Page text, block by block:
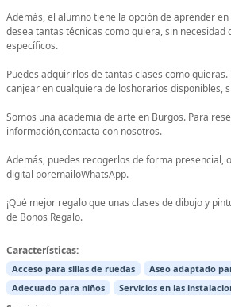
Además, el alumno tiene la opción de aprender
desea tantas técnicas como quiera, sin necesidad
específicos.
Puedes adquirirlos de tantas clases como quieras.
canjear en cualquiera de loshorarios disponibles,
Somos una academia de arte en Burgos. Para
información,contacta con nosotros.
Además, puedes recogerlos de forma presencial,
digital poremailoWhatsApp.
¡Qué mejor regalo que unas clases de dibujo y
de Bonos Regalo.
Características:
Acceso para sillas de ruedas
Aseo adaptado
Adecuado para niños
Servicios en las